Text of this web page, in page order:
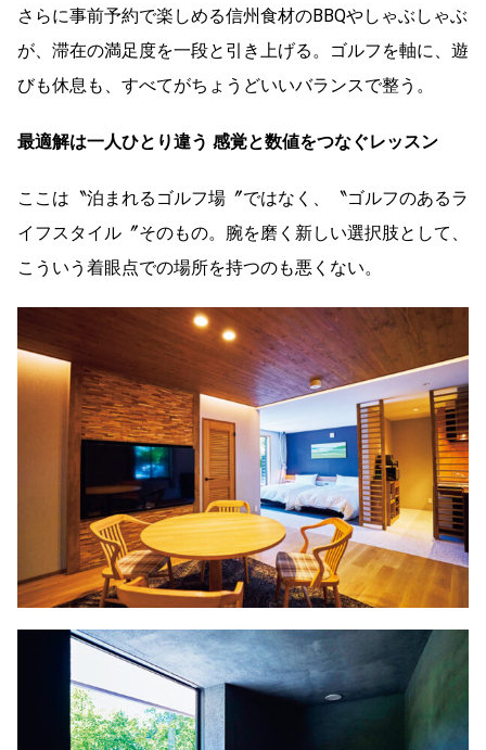
さらに事前予約で楽しめる信州食材のBBQやしゃぶしゃぶ
が、滞在の満足度を一段と引き上げる。ゴルフを軸に、遊
びも休息も、すべてがちょうどいいバランスで整う。
最適解は一人ひとり違う 感覚と数値をつなぐレッスン
ここは〝泊まれるゴルフ場〞ではなく、〝ゴルフのあるラ
イフスタイル〞そのもの。腕を磨く新しい選択肢として、
こういう着眼点での場所を持つのも悪くない。